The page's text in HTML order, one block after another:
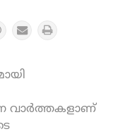
വാർത്തകളാണ്